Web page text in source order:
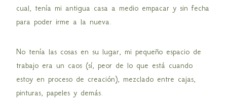
cual, tenía mi antigua casa a medio empacar y sin fecha
para poder irme a la nueva.
No tenía las cosas en su lugar, mi pequeño espacio de
trabajo era un caos (sí, peor de lo que está cuando
estoy en proceso de creación), mezclado entre cajas,
pinturas, papeles y demás.